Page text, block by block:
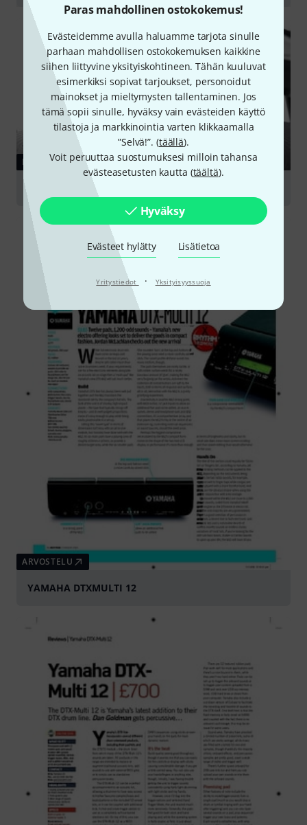
Paras mahdollinen ostokokemus!
Evästeidemme avulla haluamme tarjota sinulle
parhaan mahdollisen ostokokemuksen kaikkine
siihen liittyvine yksityiskohtineen. Tähän kuuluvat
esimerkiksi sopivat tarjoukset, personoidut
mainokset ja mieltymysten tallentaminen. Jos
tämä sopii sinulle, hyväksy vain evästeiden käyttö
tilastoja ja markkinointia varten klikkaamalla
”Selvä!”. (täällä).
Voit peruuttaa suostumuksesi milloin tahansa
evästeasetusten kautta (täältä).
Hyväksy
Evästeet hylätty Lisätietoa
Yritystiedot · Yksityisyyssuoja
play
NETTIOPAS
ARVOSTELU
YAMAHA DTXMULTI 12